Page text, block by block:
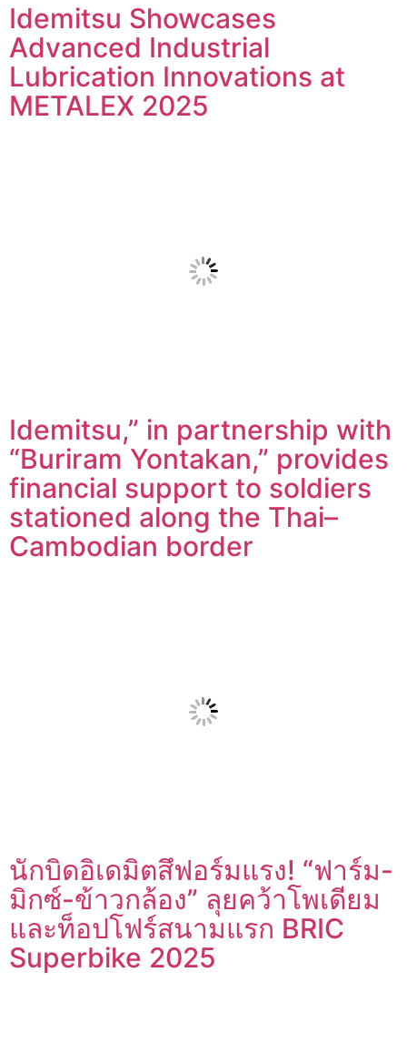
Idemitsu Showcases
Advanced Industrial
Lubrication Innovations at
METALEX 2025
Idemitsu,” in partnership with
“Buriram Yontakan,” provides
financial support to soldiers
stationed along the Thai–
Cambodian border
นักบิดอิเดมิตสึฟอร์มแรง! “ฟาร์ม-
มิกซ์-ข้าวกล้อง” ลุยคว้าโพเดียม
และท็อปโฟร์สนามแรก BRIC
Superbike 2025